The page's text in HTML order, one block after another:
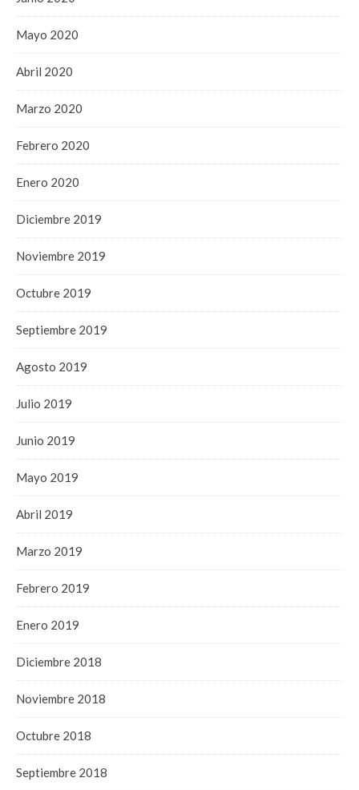
Mayo 2020
Abril 2020
Marzo 2020
Febrero 2020
Enero 2020
Diciembre 2019
Noviembre 2019
Octubre 2019
Septiembre 2019
Agosto 2019
Julio 2019
Junio 2019
Mayo 2019
Abril 2019
Marzo 2019
Febrero 2019
Enero 2019
Diciembre 2018
Noviembre 2018
Octubre 2018
Septiembre 2018